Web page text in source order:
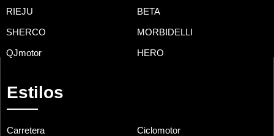
RIEJU BETA
SHERCO MORBIDELLI
QJmotor HERO
Estilos
Carretera Ciclomotor